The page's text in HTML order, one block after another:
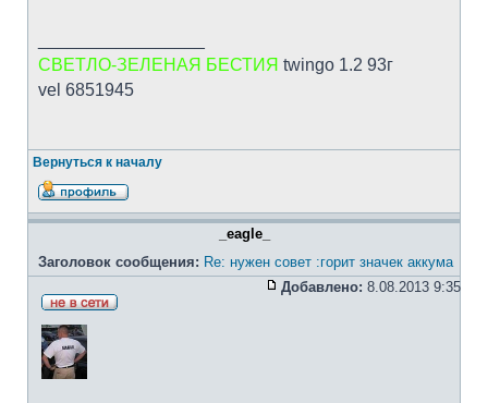
СВЕТЛО-ЗЕЛЕНАЯ БЕСТИЯ twingo 1.2 93г
vel 6851945
Вернуться к началу
_eagle_
Заголовок сообщения: Re: нужен совет :горит значек аккума
Добавлено: 8.08.2013 9:35